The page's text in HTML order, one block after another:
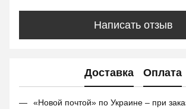
Написать отзыв
Доставка Оплата
«Новой почтой» по Украине – при